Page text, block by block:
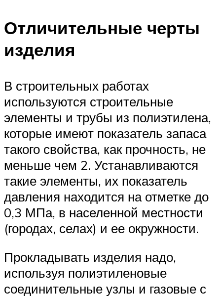
Отличительные черты
изделия
В строительных работах
используются строительные
элементы и трубы из полиэтилена,
которые имеют показатель запаса
такого свойства, как прочность, не
меньше чем 2. Устанавливаются
такие элементы, их показатель
давления находится на отметке до
0,3 МПа, в населенной местности
(городах, селах) и ее окружности.
Прокладывать изделия надо,
используя полиэтиленовые
соединительные узлы и газовые с